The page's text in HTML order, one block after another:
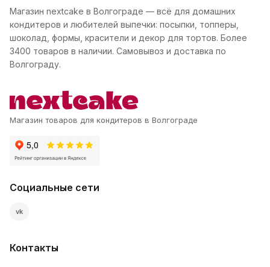
Магазин nextcake в Волгограде — всё для домашних
кондитеров и любителей выпечки: посыпки, топперы,
шоколад, формы, красители и декор для тортов. Более
3400 товаров в наличии. Самовывоз и доставка по
Волгограду.
Магазин товаров для кондитеров в Волгограде
Социальные сети
vk
Контакты